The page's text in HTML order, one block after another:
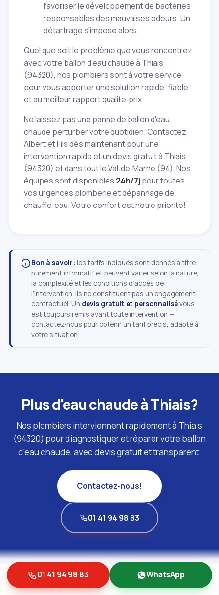
favoriser le développement de bactéries
responsables des mauvaises odeurs. Un
détartrage s'impose alors.
Quel que soit le problème que vous rencontrez
avec votre ballon d'eau chaude à Thiais
(94320), nos plombiers sont à votre service
pour vous apporter une solution rapide, fiable
et au meilleur rapport qualité‑prix.
Ne laissez pas une panne de ballon d'eau
chaude perturber votre quotidien. Contactez
Albert et Fils dès maintenant pour une
intervention rapide et un devis gratuit à Thiais
(94320) et dans tout le Val‑de‑Marne (94). Nos
équipes sont disponibles 24h/7j pour toutes
vos urgences plomberie et dépannage de
chauffe‑eau. Votre confort est notre priorité!
Bon à savoir: les tarifs indiqués sont donnés à titre
purement informatif et peuvent varier selon la nature,
la complexité et les conditions d’accès de
l’intervention. Ils ne constituent pas un engagement
contractuel. Un devis gratuit et personnalisévous
est toujours remis avant toute intervention —
contactez‑nous pour obtenir un tarif précis, adapté à
votre situation.
Plus d'eau chaude à Thiais?
Nos plombiers interviennent rapidement à Thiais
(94320) pour diagnostiquer et réparer votre ballon
d'eau chaude, avec devis gratuit et transparent.
Contactez‑nous!
01 41 94 98 83
ILS NOUS FONT CONFIANCE
01 41 94 98 83 WhatsApp